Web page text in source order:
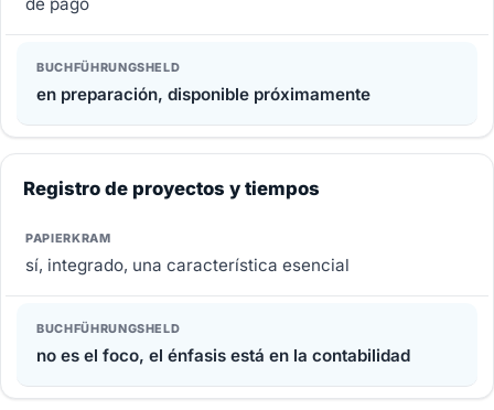
en preparación, disponible próximamente
Registro de proyectos y tiempos
sí, integrado, una característica esencial
no es el foco, el énfasis está en la contabilidad